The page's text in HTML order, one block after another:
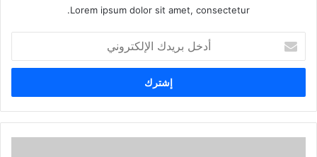
Lorem ipsum dolor sit amet, consectetur.
بريدك
الإلكتروني